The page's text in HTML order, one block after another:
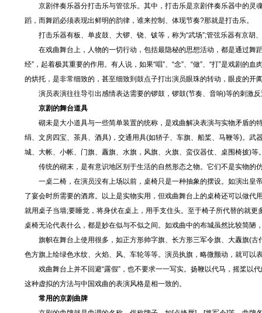
京剧伴奏乐器分打击乐与管弦乐。其中，打击乐是京剧伴奏乐器中的灵魂
蹈，而舞蹈必须表现出鲜明的韵律，谁来控制、体现节奏?那就是打击乐。
打击乐器有板、单皮鼓、大锣、铙、钹等，称为“武场”;管弦乐器有京胡
在戏曲舞台上，人物的一切行动，包括最隐秘的思想活动，都是通过舞
经”，起着极其重要的作用。有人说，如果“唱”、“念”、“做”、“打”是戏剧
的烘托，是非常细致的，甚至细致到鼓点子打出演员眼珠的转动，眼皮的开
演员表演往往导引出感情表达需要的锣鼓，锣鼓(节奏、音响)等的刺激反
京剧的舞台道具
砌未是大小道具与一些简单装置的统称，是戏曲解决表演与实物矛盾的
绢、文房四宝、茶具、酒具)，交通用具(如轿子、车旗、船桨、马鞭等)。
城、大帐、小帐、门旗、纛旗、水旗，风旗、火旗、蛮仪器仗、桌围椅披)
传统的砌末，是有意识地区别于生活的自然形态之物。它们不是实物的
一桌二椅，在演员没有上场以前，桌椅只是一种抽象的摆设。如演出皇
了宴会时所需要的酒席。以上是实物实用，但戏曲舞台上的桌椅还可以做
就用桌子当墙;要睡觉，将身伏在桌上，用手支住头。至于椅子所代替的就
桌椅无论代表什么，都是妙在似与不似之间。如戏曲中的布城虽然比较简
旗帜在舞台上使用很多，如正方形帅字旗、长方形三军令旗、大纛旗(古
色方旗上绘绿色水纹、火焰、风、车轮等等。演员执旗，略微颤动，就可以
戏曲舞台上并不回避“露假”，也不要求一一写实。扬鞭以代马，摇桨以
这种虚拟的方法与中国戏曲的表演风格是相一致的。
常用的京剧曲牌